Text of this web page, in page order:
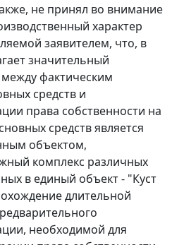
не принял во внимание
характер
заявителем, что, в
значительный
фактическим
средств и
права собственности на
средств является
объектом,
комплекс различных
в единый объект - "Куст
длительной
необходимой для